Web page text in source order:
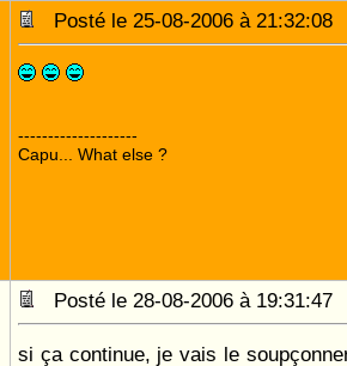
Posté le 25-08-2006 à
--------------------
Capu... What else ?
Posté le 28-08-2006 à
si ça continue, je vais le